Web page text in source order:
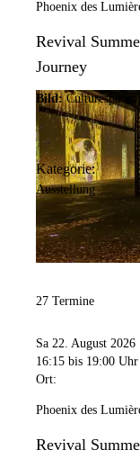
Phoenix des
Revival
Journey
Bild:
Kategorie:
Ausstellung
27 Termine
Sa 22. August 2026
16:15 bis 19:00 Uhr
Ort:
Phoenix des
Revival